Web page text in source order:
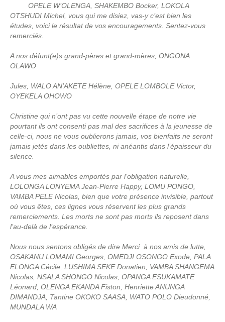
OPELE W’OLENGA, SHAKEMBO Bocker, LOKOLA
OTSHUDI Michel, vous qui me disiez, vas-y c’est bien les
études, voici le résultat de vos encouragements. Sentez-vous
remerciés.
A nos défunt(e)s grand-pères et grand-mères, ONGONA
OLAWO
Jules, WALO AN’AKETE Hélène, OPELE LOMBOLE Victor,
OYEKELA OHOWO
Christine qui n’ont pas vu cette nouvelle étape de notre vie
pourtant ils ont consenti pas mal des sacrifices à la jeunesse de
celle-ci, nous ne vous oublierons jamais, vos bienfaits ne seront
jamais jetés dans les oubliettes, ni anéantis dans l’épaisseur du
silence.
A vous mes aimables emportés par l’obligation naturelle,
LOLONGA LONYEMA Jean-Pierre Happy, LOMU PONGO,
VAMBA PELE Nicolas, bien que votre présence invisible, partout
où vous êtes, ces lignes vous réservent les plus grands
remerciements. Les morts ne sont pas morts ils reposent dans
l’au-delà de l’espérance.
Nous nous sentons obligés de dire Merci à nos amis de lutte,
OSAKANU LOMAMI Georges, OMEDJI OSONGO Exode, PALA
ELONGA Cécile, LUSHIMA SEKE Donatien, VAMBA SHANGEMA
Nicolas, NSALA SHONGO Nicolas, OPANGA ESUKAMATE
Léonard, OLENGA EKANDA Fiston, Henriette ANUNGA
DIMANDJA, Tantine OKOKO SAASA, WATO POLO Dieudonné,
MUNDALA WA